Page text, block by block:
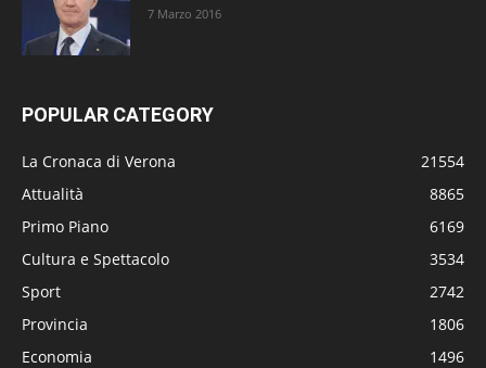
7 Marzo 2016
POPULAR CATEGORY
La Cronaca di Verona
21554
Attualità
8865
Primo Piano
6169
Cultura e Spettacolo
3534
Sport
2742
Provincia
1806
Economia
1496